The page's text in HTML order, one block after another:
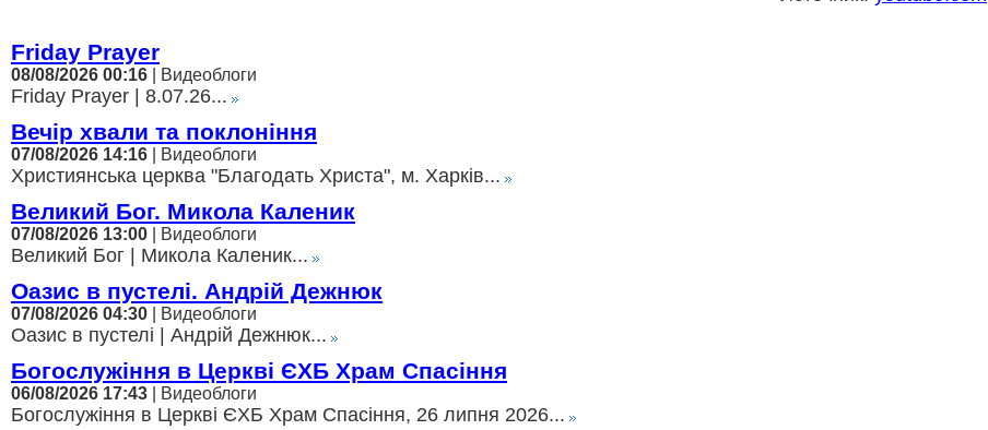
Friday Prayer
08/08/2026 00:16 | Видеоблоги
Friday Prayer | 8.07.26...
Вечір хвали та поклоніння
07/08/2026 14:16 | Видеоблоги
Християнська церква "Благодать Христа", м. Харків...
Великий Бог. Микола Каленик
07/08/2026 13:00 | Видеоблоги
Великий Бог | Микола Каленик...
Оазис в пустелі. Андрій Дежнюк
07/08/2026 04:30 | Видеоблоги
Оазис в пустелі | Андрій Дежнюк...
Богослужіння в Церкві ЄХБ Храм Спасіння
06/08/2026 17:43 | Видеоблоги
Богослужіння в Церкві ЄХБ Храм Спасіння, 26 липня 2026...